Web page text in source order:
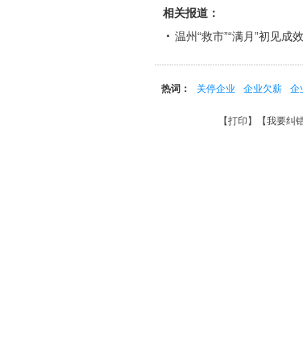
相关报道：
温州“救市”“满月”初见成
热词： 关停企业 企业欠薪 企
【打印 】【我要纠